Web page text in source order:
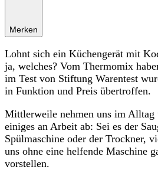
Merken
Lohnt sich ein Küchengerät mit
ja, welches? Vom Thermomix
im Test von Stiftung Warentest
in Funktion und Preis übertroffen.
Mittlerweile nehmen uns im Alltag
einiges an Arbeit ab: Sei es der
Spülmaschine oder der Trockner,
uns ohne eine helfende Maschine
vorstellen.